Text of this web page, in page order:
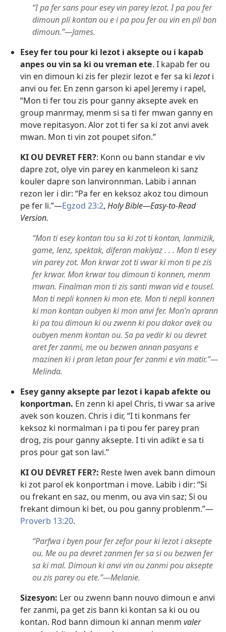
“I pa fer sans pour esey vin parey lezot. I pa pou fer
dimoun pli kontan ou e i pa pou fer ou vin en pli bon
dimoun.”​—James.
Esey fer tou pour ki lezot i aksepte ou i kapab
anpes ou vin sa ki ou vreman ete. I kapab fer ou
vin en dimoun ki zis fer plezir lezot e fer sa ki lezoti
anvi ou fer. En zenn garson ki apel Jeremy i rapel,
“Mon ti fer tou zis pour ganny aksepte avek en
group manrmay, menm si sa ti fer mwan ganny en
move repitasyon. Alor zot ti fer sa ki zot anvi avek
mwan. Mon ti vin zot poupet sifon.”
KI OU DEVRET FER?: Konn ou bann standar e viv
dapre zot, olye vin parey en kanmeleon ki sanz
kouler dapre son lanvironnman. Labib i annan
rezon ler i dir: “Pa fer en keksoz akoz tou dimoun
pe fer li.”​—Egzod 23:2, Holy Bible​—Easy-to-Read
Version.
“Mon ti esey kontan tou sa ki zot ti kontan, lanmizik,
game, lenz, spektak, diferan makiyaz . . . Mon ti esey
vin parey zot. Mon krwar zot ti vwar ki mon ti pe zis
fer krwar. Mon krwar tou dimoun ti konnen, menm
mwan. Finalman mon ti zis santi mwan vid e tousel.
Mon ti nepli konnen ki mon ete. Mon ti nepli konnen
ki mon kontan oubyen ki mon anvi fer. Mon’n aprann
ki pa tou dimoun ki ou zwenn ki pou dakor avek ou
oubyen menm kontan ou. Sa pa vedir ki ou devret
aret fer zanmi, me ou bezwen annan pasyans e
mazinen ki i pran letan pour fer zanmi e vin matir.”​—
Melinda.
Esey ganny aksepte par lezot i kapab afekte ou
konportman. En zenn ki apel Chris, ti vwar sa arive
avek son kouzen. Chris i dir, “I ti konmans fer
keksoz ki normalman i pa ti pou fer parey pran
drog, zis pour ganny aksepte. I ti vin adikt e sa ti
pros pour gat son lavi.”
KI OU DEVRET FER?: Reste lwen avek bann dimoun
ki zot parol ek konportman i move. Labib i dir: “Si
ou frekant en saz, ou menm, ou ava vin saz; Si ou
frekant dimoun ki bet, ou pou ganny problenm.”​—
Proverb 13:20.
“Parfwa i byen pour fer zefor pour ki lezot i aksepte
ou. Me ou pa devret zanmen fer sa si ou bezwen fer
sa ki mal. Dimoun ki anvi vin ou zanmi pou aksepte
ou zis parey ou ete.”​—Melanie.
Sizesyon: Ler ou zwenn bann nouvo dimoun e anvi
fer zanmi, pa get zis bann ki kontan sa ki ou ou
kontan. Rod bann dimoun ki annan menm valer